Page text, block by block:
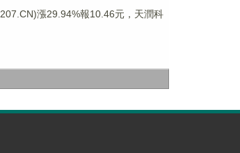
漲29.94%報10.46元，天潤科